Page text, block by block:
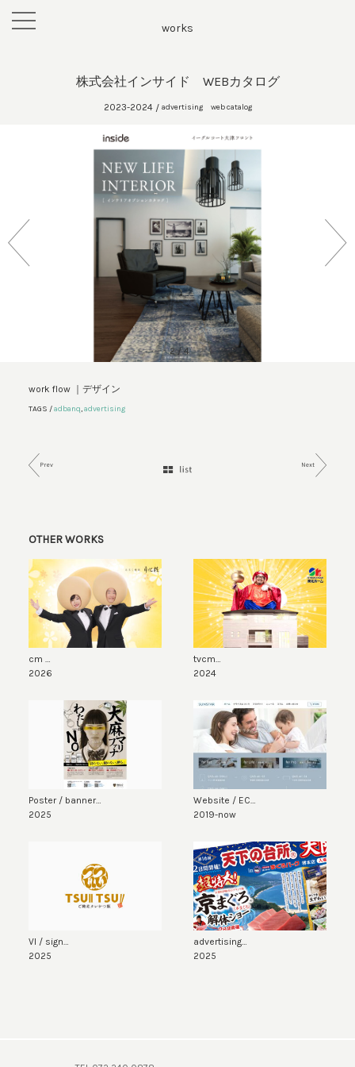
works
toggle
株式会社インサイド WEBカタログ
2023-2024/ advertising web catalog
2/4
work flow ｜ デザイン
TAGS /adbanq,advertising
OTHER WORKS
cm …
2026
tvcm…
2024
Poster / banner…
2025
Website / EC…
2019-now
VI / sign…
2025
advertising…
2025